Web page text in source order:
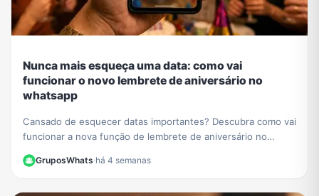
Nunca mais esqueça uma data: como vai
funcionar o novo lembrete de aniversário no
whatsapp
Cansado de esquecer datas importantes? Descubra como vai
funcionar a nova função de lembrete de aniversário no
GruposWhats·há 4 semanas